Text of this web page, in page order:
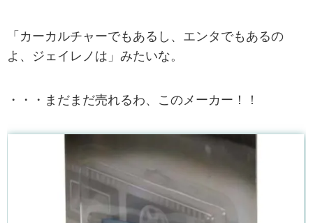
「カーカルチャーでもあるし、エンタでもあるの
よ、ジェイレノは」みたいな。
・・・まだまだ売れるわ、このメーカー！！